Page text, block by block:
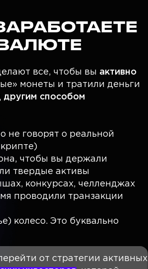
все, чтобы вы активно
монеты и тратили деньги
другим способом
не говорят о реальной
чтобы вы держали
твердые активы
конкурсах, челленджах
проводили транзакции
колесо. Это буквально
от стратегии активных